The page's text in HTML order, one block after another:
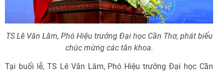
TS Lê Văn Lâm, Phó Hiệu trưởng Đại học Cần Thơ, phát biểu
chúc mừng các tân khoa.
Tại buổi lễ, TS Lê Văn Lâm, Phó Hiệu trưởng Đại học Cần